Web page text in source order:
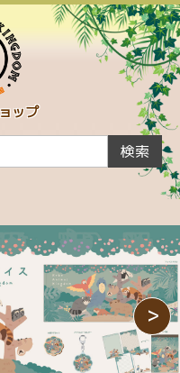
ップ
検索
～
コラボ
>